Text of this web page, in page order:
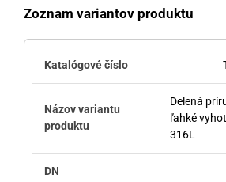
Zoznam variantov produktu
Delená
ľahké
316L